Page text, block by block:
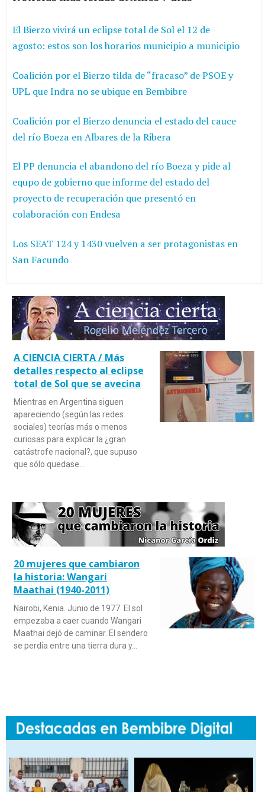
El Bierzo vivirá un eclipse total de Sol el 12 de
agosto: estos son los horarios municipio a municipio
Coalición por el Bierzo tilda de “fracaso” de PSOE y
UPL que Indra no se ubique en Bembibre
Coalición por el Bierzo denuncia el estado del cauce
del río Boeza en Albares de la Ribera
El PP denuncia el abandono del río Boeza y pide al
equpo de gobierno que informe del estado del
proyecto de recuperación que presentó en
colaboración con Endesa
Los SEAT 124 y 1430 vuelven a ser protagonistas en
San Facundo
A CIENCIA CIERTA / Más
detalles respecto al eclipse
total de Sol que se avecina
Mientras en Argentina siguen
apareciendo (según las redes
sociales) teorías más o menos
curiosas para explicar la ¿gran
catástrofe nacional?, que supuso
que sólo quedase…
20 mujeres que cambiaron
la historia: Wangari
Maathai (1940-2011)
Nairobi, Kenia. Junio de 1977. El sol
empezaba a caer cuando Wangari
Maathai dejó de caminar. El sendero
se perdía entre una tierra dura y…